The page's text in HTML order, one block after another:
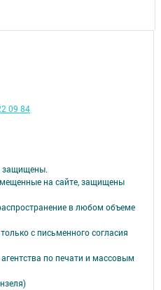
защищены.
на сайте, защищены
в любом объеме
с письменного согласия
по печати и массовым
09 84